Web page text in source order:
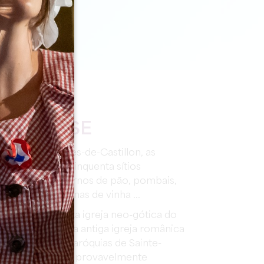
de Saint-Genès-de-Castillon, as
em cerca de cinquenta sítios
poços, fornos de pão, pombais,
vento, cabanas de vinha ...
Castillon: Esta igreja neo-gótica do
no local de uma antiga igreja românica
também as paróquias de Sainte-
Parsac e provavelmente